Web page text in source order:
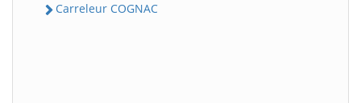
Carreleur COGNAC